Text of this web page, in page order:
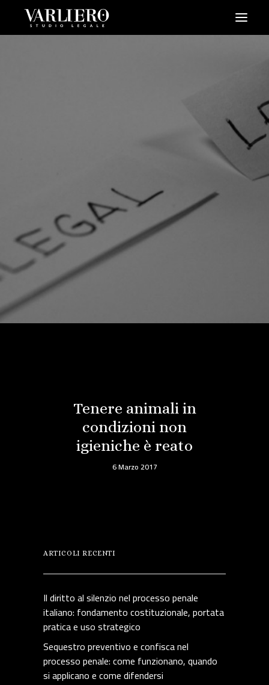
PRENDI UN APPUNTAMENTO
Tenere animali in
condizioni non
igieniche è reato
6 Marzo 2017
ARTICOLI RECENTI
Il diritto al silenzio nel processo penale
italiano: fondamento costituzionale, portata
pratica e uso strategico
Sequestro preventivo e confisca nel
processo penale: come funzionano, quando
si applicano e come difendersi